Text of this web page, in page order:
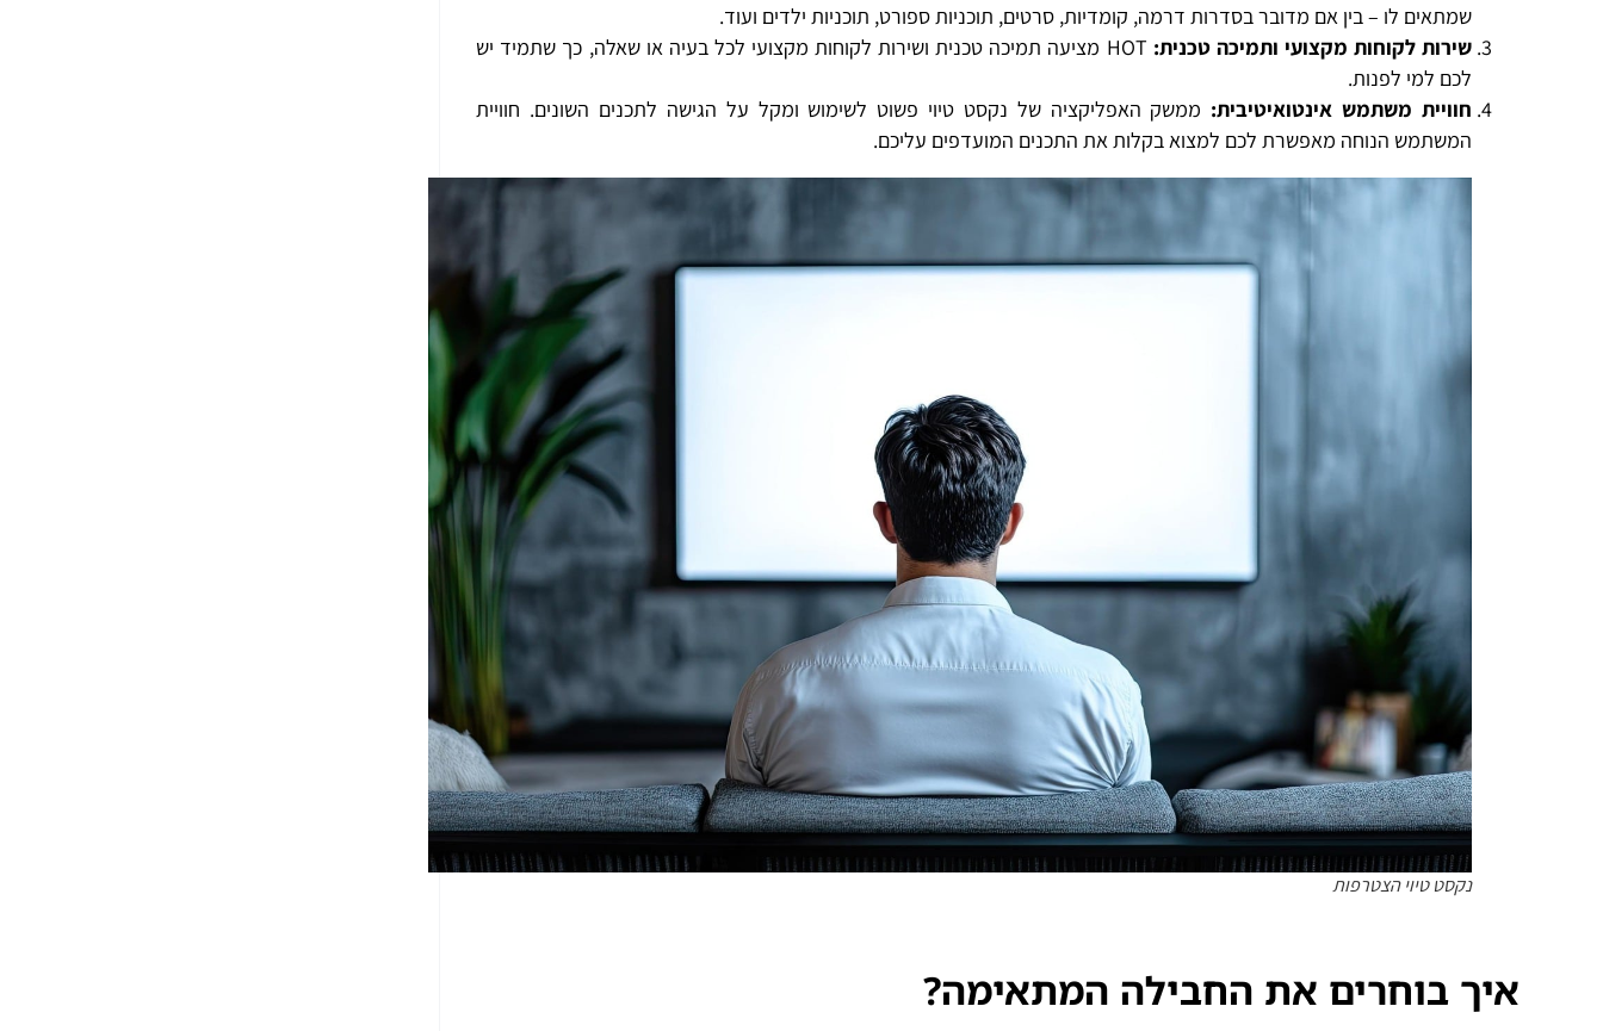
שמתאים לו – בין אם מדובר בסדרות דרמה, קומדיות, סרטים, תוכניות ספורט, תוכניות ילדים ועוד.
שירות לקוחות מקצועי ותמיכה טכנית:
HOT מציעה תמיכה טכנית ושירות לקוחות מקצועי לכל בעיה או שאלה, כך שתמיד יש
לכם למי לפנות.
חוויית משתמש אינטואיטיבית: ממשק האפליקציה של נקסט טיוי פשוט לשימוש ומקל על הגישה לתכנים השונים. חוויית
המשתמש הנוחה מאפשרת לכם למצוא בקלות את התכנים המועדפים עליכם.
נקסט טיוי הצטרפות
איך בוחרים את החבילה המתאימה?